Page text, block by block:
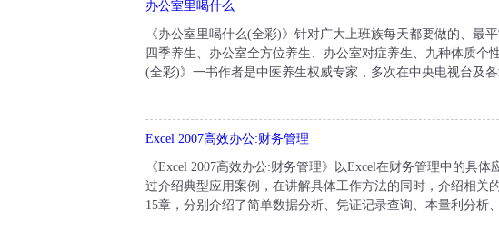
办公室里喝什么
《办公室里喝什么(全彩)》针对广大上班族每天都要做的、
四季养生、办公室全方位养生、办公室对症养生、九种体质
(全彩)》一书作者是中医养生权威专家，多次在中央电视台及
Excel 2007高效办公:财务管理
《Excel 2007高效办公:财务管理》以Excel在财务管理中的具
过介绍典型应用案例，在讲解具体工作方法的同时，介绍相关
15章，分别介绍了简单数据分析、凭证记录查询、本量利分析